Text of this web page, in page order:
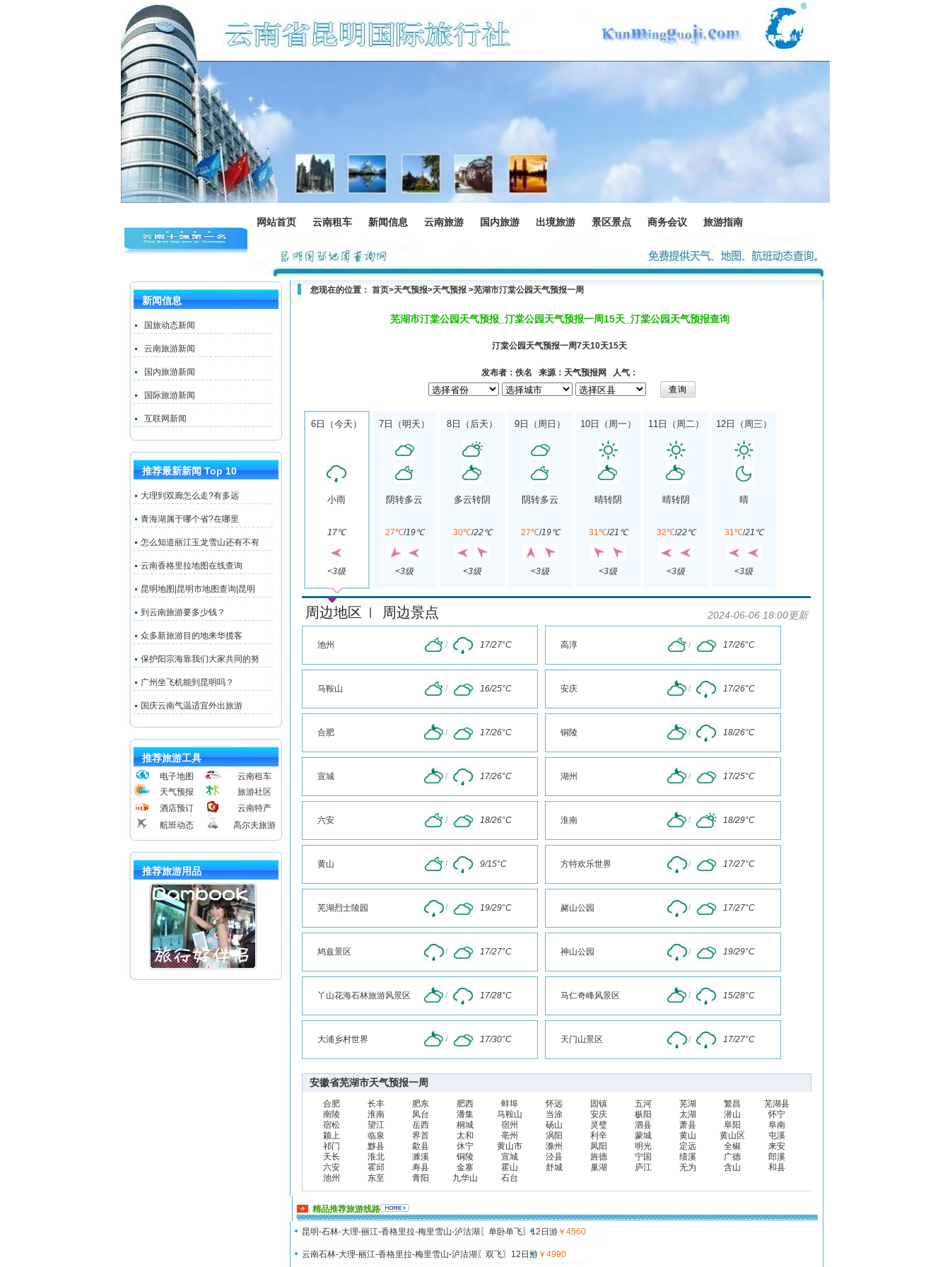
网站首页 云南租车 新闻信息 云南旅游 国内旅游 出境旅游 景区景点 商务会议 旅游指南
新闻信息
国旅动态新闻
云南旅游新闻
国内旅游新闻
国际旅游新闻
互联网新闻
推荐最新新闻 Top 10
大理到双廊怎么走?有多远
青海湖属于哪个省?在哪里
怎么知道丽江玉龙雪山还有不有
云南香格里拉地图在线查询
昆明地图|昆明市地图查询|昆明
到云南旅游要多少钱？
众多新旅游目的地来华揽客
保护阳宗海靠我们大家共同的努
广州坐飞机能到昆明吗？
国庆云南气温适宜外出旅游
推荐旅游工具
电子地图
云南租车
天气预报
旅游社区
酒店预订
云南特产
航班动态
高尔夫旅游
推荐旅游用品
您现在的位置： 首页>天气预报>天气预报 >芜湖市汀棠公园天气预报一周
芜湖市汀棠公园天气预报_汀棠公园天气预报一周15天_汀棠公园天气预报查询
汀棠公园天气预报一周7天10天15天
发布者：佚名 来源：天气预报网 人气：
6日（今天）
小雨
17℃
<3级
7日（明天）
阴转多云
27℃/19℃
<3级
8日（后天）
多云转阴
30℃/22℃
<3级
9日（周日）
阴转多云
27℃/19℃
<3级
10日（周一）
晴转阴
31℃/21℃
<3级
11日（周二）
晴转阴
32℃/22℃
<3级
12日（周三）
晴
31℃/21℃
<3级
周边地区 周边景点 2024-06-06 18:00更新
池州 / 17/27°C 高淳 / 17/26°C
马鞍山 / 16/25°C 安庆 / 17/26°C
合肥 / 17/26°C 铜陵 / 18/26°C
宣城 / 17/26°C 湖州 / 17/25°C
六安 / 18/26°C 淮南 / 18/29°C
黄山 / 9/15°C 方特欢乐世界 / 17/27°C
芜湖烈士陵园 / 19/29°C 赭山公园 / 17/27°C
鸠兹景区 / 17/27°C 神山公园 / 19/29°C
丫山花海石林旅游风景区 / 17/28°C 马仁奇峰风景区 / 15/28°C
大浦乡村世界 / 17/30°C 天门山景区 / 17/27°C
安徽省芜湖市天气预报一周
合肥 长丰 肥东 肥西 蚌埠 怀远 固镇 五河 芜湖 繁昌
芜湖县
南陵
淮南 凤台 潘集 马鞍山 当涂 安庆 枞阳 太湖 潜山
怀宁
宿松
望江 岳西 桐城 宿州 砀山 灵璧 泗县 萧县 阜阳
阜南
颍上
临泉 界首 太和 亳州 涡阳 利辛 蒙城 黄山 黄山区
屯溪
祁门
黟县 歙县 休宁 黄山市 滁州 凤阳 明光 定远 全椒
来安
天长
淮北 濉溪 铜陵 宣城 泾县 旌德 宁国 绩溪 广德
郎溪
六安
霍邱 寿县 金寨 霍山 舒城 巢湖 庐江 无为 含山
和县
池州
东至 青阳 九华山 石台
精品推荐旅游线路
￥4560
昆明-石林-大理-丽江-香格里拉-梅里雪山-泸沽湖〖单卧单飞〗12日游
￥4990
云南石林-大理-丽江-香格里拉-梅里雪山-泸沽湖〖双飞〗12日游